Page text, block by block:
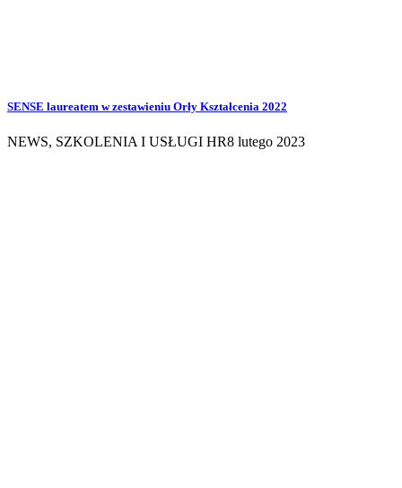
SENSE laureatem w zestawieniu Orły Kształcenia 2022
NEWS, SZKOLENIA I USŁUGI HR8 lutego 2023